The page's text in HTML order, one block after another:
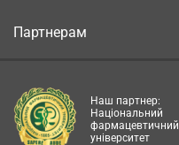
Партнерам
Наш партнер:
Національний
фармацевтичний
університет